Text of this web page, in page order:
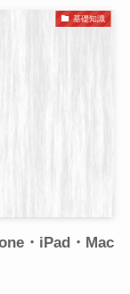
基礎知識
・iPad・Mac